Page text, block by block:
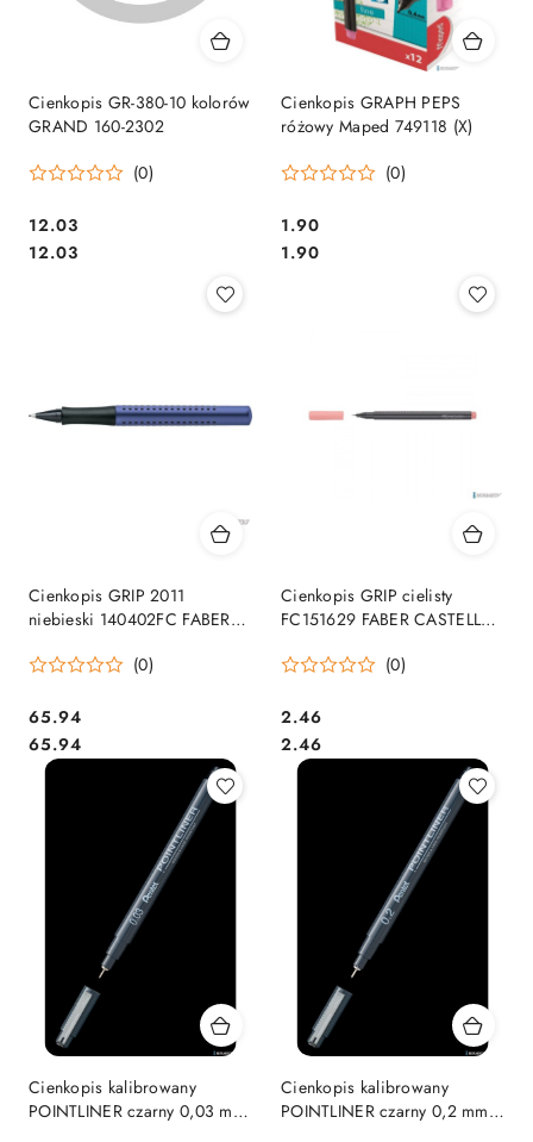
Cienkopis GR-380-10 kolorów
GRAND 160-2302
(0)
Cena:
12.03
Cena:
12.03
Cienkopis GRAPH PEPS
różowy Maped 749118 (X)
(0)
Cena:
1.90
Cena:
1.90
Cienkopis GRIP 2011
niebieski 140402FC FABER
(0)
Cena:
65.94
Cena:
65.94
Cienkopis GRIP cielisty
FC151629 FABER CASTELL
(0)
Cena:
2.46
Cena:
2.46
Cienkopis kalibrowany
POINTLINER czarny 0,03 mm
Cienkopis kalibrowany
POINTLINER czarny 0,2 mm